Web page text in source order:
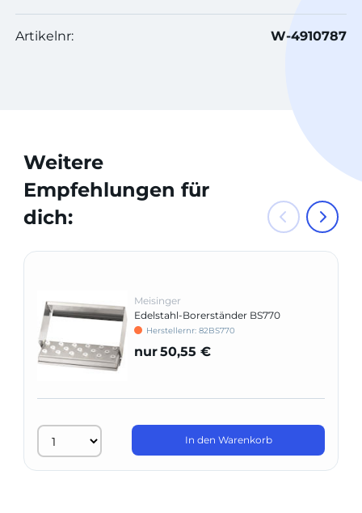
Artikelnr: W-4910787
Weitere
Empfehlungen für
dich:
Meisinger
Edelstahl-Borerständer BS770
Herstellernr: 82BS770
nur50,55 €
In den Warenkorb